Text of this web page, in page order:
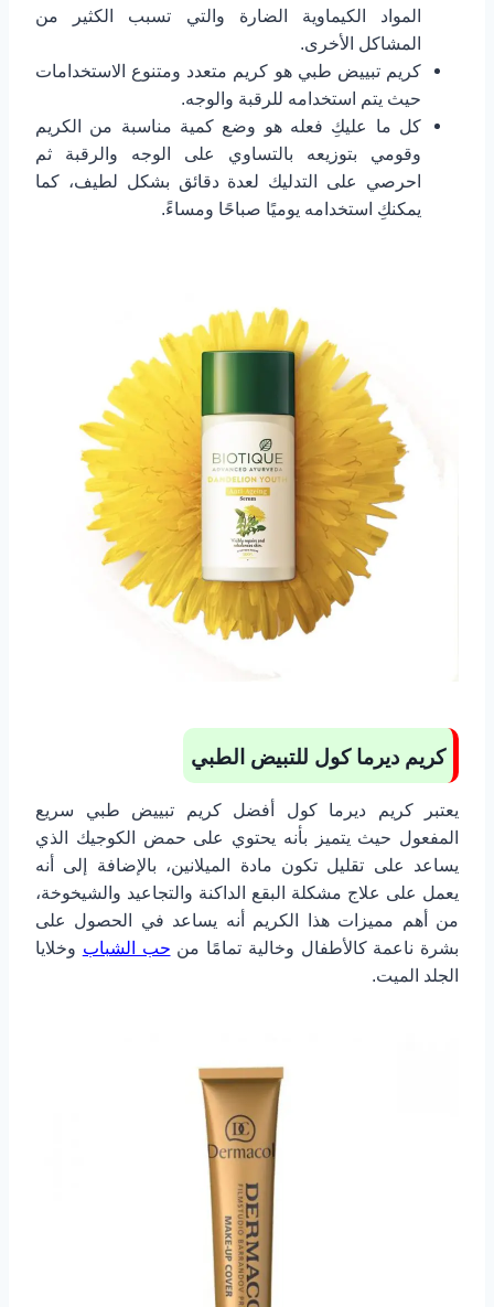
المواد الكيماوية الضارة والتي تسبب الكثير من
المشاكل الأخرى.
كريم تبييض طبي هو كريم متعدد ومتنوع الاستخدامات
حيث يتم استخدامه للرقبة والوجه.
كل ما عليكِ فعله هو وضع كمية مناسبة من الكريم
وقومي بتوزيعه بالتساوي على الوجه والرقبة ثم
احرصي على التدليك لعدة دقائق بشكل لطيف، كما
يمكنكِ استخدامه يوميًا صباحًا ومساءً.
كريم ديرما كول للتبيض الطبي
يعتبر كريم ديرما كول أفضل كريم تبييض طبي سريع
المفعول حيث يتميز بأنه يحتوي على حمض الكوجيك الذي
يساعد على تقليل تكون مادة الميلانين، بالإضافة إلى أنه
يعمل على علاج مشكلة البقع الداكنة والتجاعيد والشيخوخة،
من أهم مميزات هذا الكريم أنه يساعد في الحصول على
بشرة ناعمة كالأطفال وخالية تمامًا من حب الشباب وخلايا
الجلد الميت.